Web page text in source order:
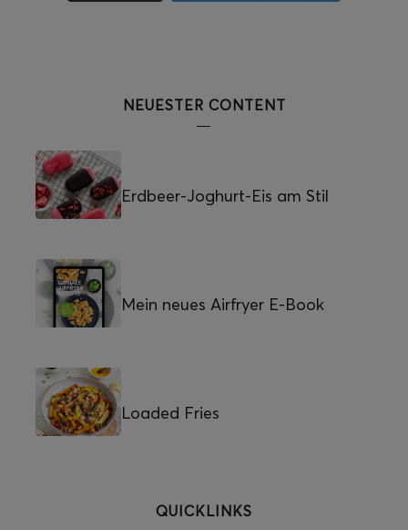
NEUESTER CONTENT
Erdbeer-Joghurt-Eis am Stil
Mein neues Airfryer E-Book
Loaded Fries
QUICKLINKS